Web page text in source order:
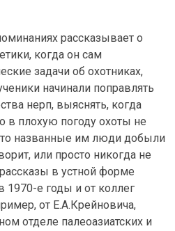
рассказывает о
когда он сам
задачи об охотниках,
начинали поправлять
нерп, выяснять, когда
в плохую погоду охоты не
названные им люди добыли
или просто никогда не
в устной форме
е годы и от коллег
от Е.А.Крейновича,
отделе палеоазиатских и